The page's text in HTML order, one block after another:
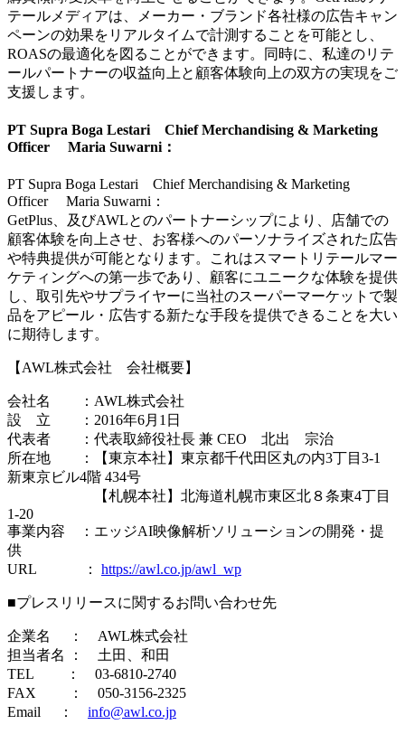
テールメディアは、メーカー・ブランド各社様の広告キャン
ペーンの効果をリアルタイムで計測することを可能とし、
ROASの最適化を図ることができます。同時に、私達のリテ
ールパートナーの収益向上と顧客体験向上の双方の実現をご
支援します。
PT Supra Boga Lestari Chief Merchandising & Marketing
Officer Maria Suwarni：
PT Supra Boga Lestari Chief Merchandising & Marketing
Officer Maria Suwarni：
GetPlus、及びAWLとのパートナーシップにより、店舗での
顧客体験を向上させ、お客様へのパーソナライズされた広告
や特典提供が可能となります。これはスマートリテールマー
ケティングへの第一歩であり、顧客にユニークな体験を提供
し、取引先やサプライヤーに当社のスーパーマーケットで製
品をアピール・広告する新たな手段を提供できることを大い
に期待します。
【AWL株式会社 会社概要】
会社名 ：AWL株式会社
設 立 ：2016年6月1日
代表者 ：代表取締役社長 兼 CEO 北出 宗治
所在地 ：【東京本社】東京都千代田区丸の内3丁目3-1
新東京ビル4階 434号
【札幌本社】北海道札幌市東区北８条東4丁目
1-20
事業内容 ：エッジAI映像解析ソリューションの開発・提
供
URL ： https://awl.co.jp/awl_wp
■プレスリリースに関するお問い合わせ先
企業名 ： AWL株式会社
担当者名 ： 土田、和田
TEL ： 03-6810-2740
FAX ： 050-3156-2325
Email ： info@awl.co.jp